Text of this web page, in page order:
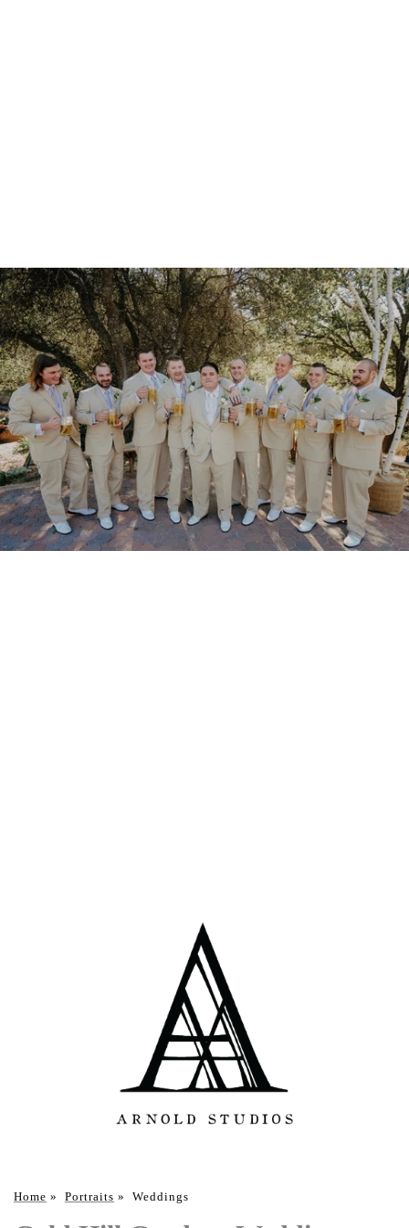
Home » Portraits » Weddings